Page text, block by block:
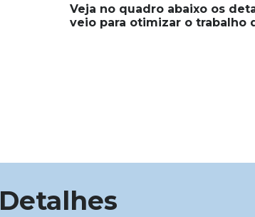
Veja no quadro abaixo os
veio para otimizar o trabalho
Detalhes